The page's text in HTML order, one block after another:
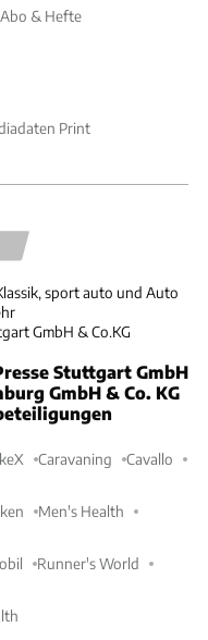
Abo & Hefte
Print
sport auto und Auto
GmbH & Co.KG
Stuttgart GmbH
GmbH & Co. KG
Caravaning Cavallo
Men's Health
Runner's World